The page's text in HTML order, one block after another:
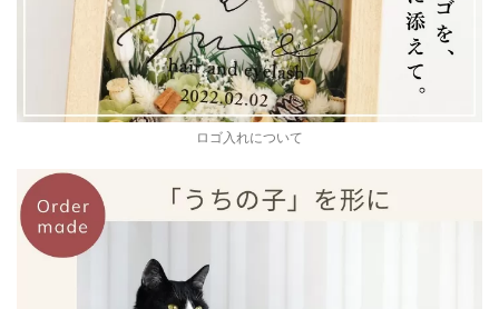
ロゴ入れについて